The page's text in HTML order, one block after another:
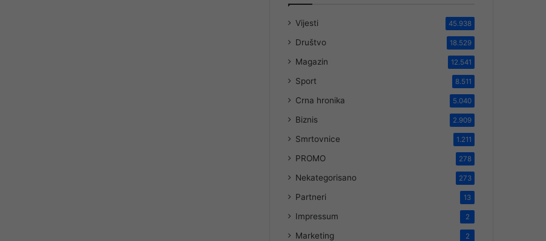
Vijesti 45.938
Društvo 18.529
Magazin 12.541
Sport 8.511
Crna hronika 5.040
Biznis 2.909
Smrtovnice 1.211
PROMO 278
Nekategorisano 273
Partneri 13
Impressum 2
Marketing 2